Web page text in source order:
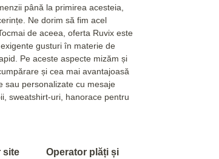
până la primirea acesteia,
Ne dorim să fim acel
de aceea, oferta Ruvix este
gusturi în materie de
Pe aceste aspecte mizăm și
și cea mai avantajoasă
sau personalizate cu mesaje
sweatshirt-uri, hanorace pentru
site
Operator plăți și